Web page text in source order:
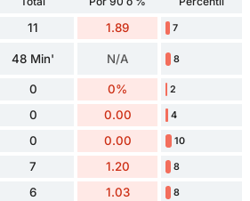
11 1.89 7
48 Min' N/A 8
0 0% 2
0 0.00 4
0 0.00 10
7 1.20 8
6 1.03 8